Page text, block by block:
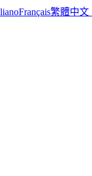
Français繁體中文